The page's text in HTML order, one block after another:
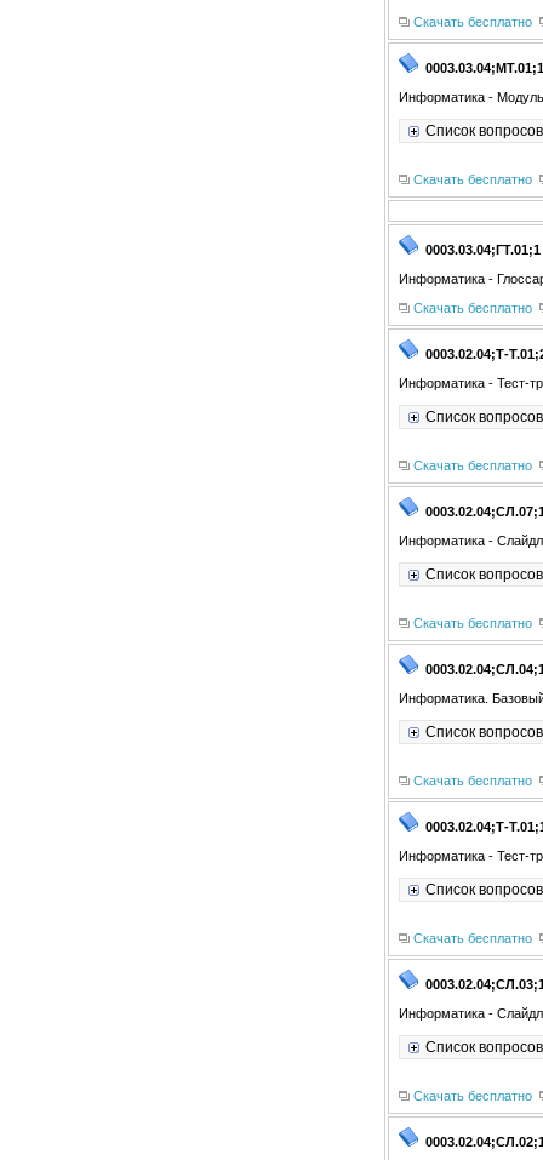
Скачать бесплатно
0003.03.04;МТ.01;1
Информатика -
Список
Скачать бесплатно
0003.03.04;ГТ.01;1
Информатика -
Скачать бесплатно
0003.02.04;Т-
Информатика - Тест-
Список
Скачать бесплатно
Информатика -
Список
Скачать бесплатно
Информатика.
Список
Скачать бесплатно
0003.02.04;Т-
Информатика - Тест-
Список
Скачать бесплатно
Информатика -
Список
Скачать бесплатно